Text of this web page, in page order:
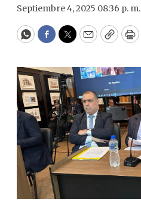
Septiembre 4, 2025 08:36 p. m.
WhatsApp
Facebook
Twitter
EmailCopy